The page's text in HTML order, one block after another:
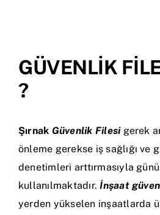
GÜVENLİK
?
Şırnak Güvenlik Filesigerek
önleme gerekse iş sağlığı ve
denetimleri arttırmasıyla
kullanılmaktadır. İnşaat
yerden yükselen inşaatlarda